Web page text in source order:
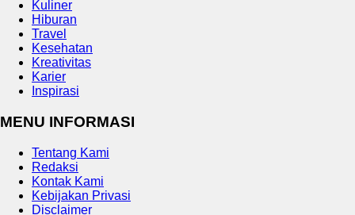
Kuliner
Hiburan
Travel
Kesehatan
Kreativitas
Karier
Inspirasi
MENU INFORMASI
Tentang Kami
Redaksi
Kontak Kami
Kebijakan Privasi
Disclaimer